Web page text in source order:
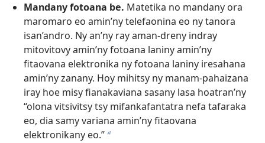
Mandany fotoana be. Matetika no mandany ora
maromaro eo amin’ny telefaonina eo ny tanora
isan’andro. Ny an’ny ray aman-dreny indray
mitovitovy amin’ny fotoana laniny amin’ny
fitaovana elektronika ny fotoana laniny iresahana
amin’ny zanany. Hoy mihitsy ny manam-pahaizana
iray hoe misy fianakaviana sasany lasa hoatran’ny
“olona vitsivitsy tsy mifankafantatra nefa tafaraka
eo, dia samy variana amin’ny fitaovana
elektronikany eo.”b